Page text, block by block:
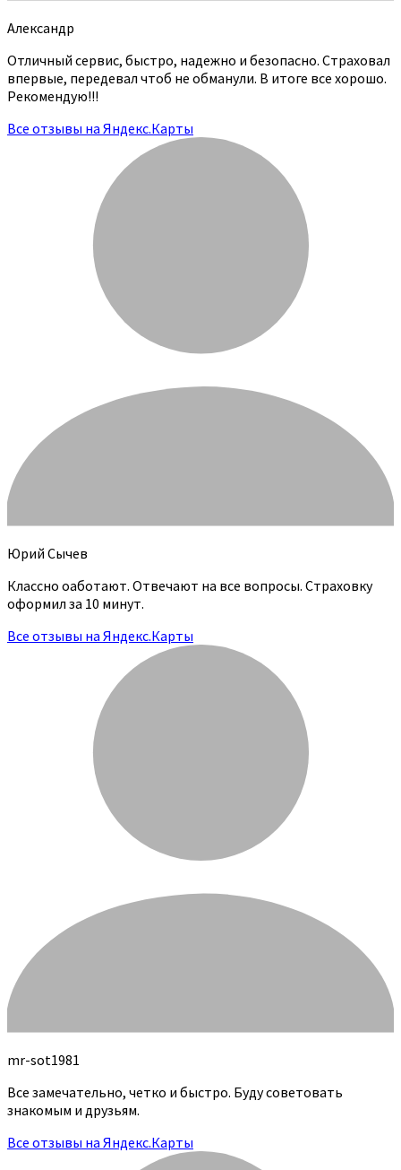
Александр
Отличный сервис, быстро, надежно и безопасно. Страховал
впервые, передевал чтоб не обманули. В итоге все хорошо.
Рекомендую!!!
Все отзывы на Яндекс.Карты
Юрий Сычев
Классно оаботают. Отвечают на все вопросы. Страховку
оформил за 10 минут.
Все отзывы на Яндекс.Карты
mr-sot1981
Все замечательно, четко и быстро. Буду советовать
знакомым и друзьям.
Все отзывы на Яндекс.Карты